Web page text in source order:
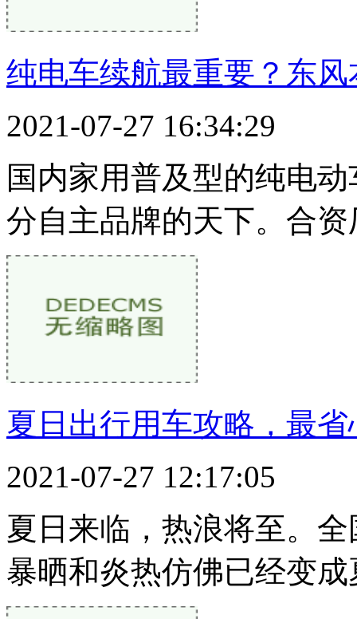
纯电车续航最重要？东
2021-07-27 16:34:29
国内家用普及型的纯电
分自主品牌的天下。合
夏日出行用车攻略，最
2021-07-27 12:17:05
夏日来临，热浪将至。
暴晒和炎热仿佛已经变